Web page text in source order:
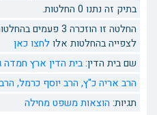
בתיק זה נתנו 0 החלטות.
החלטה זו הוזכרה 3 פעמים בהחלטות אחרות.
לצפייה בהחלטות אלולחצו כאן
שם בית הדין:בית הדין ארץ חמדה
הרב אריה כ"ץ, הרב יוסף כרמל,
תגיות: הוצאות משפט מחילה